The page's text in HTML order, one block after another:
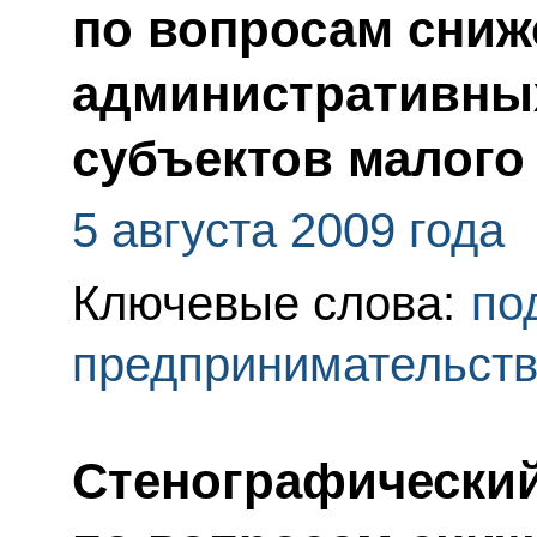
по вопросам
субъектов
5 августа 2009 года
Ключевые слова: